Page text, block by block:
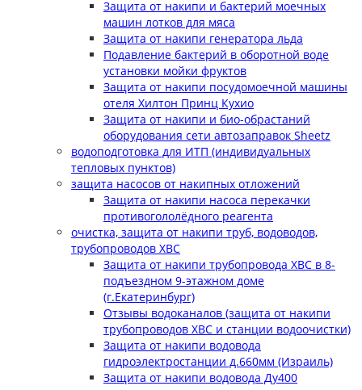
Защита от накипи и бактерий моечных
машин лотков для мяса
Защита от накипи генератора льда
Подавление бактерий в оборотной воде
установки мойки фруктов
Защита от накипи посудомоечной машины
отеля Хилтон Принц Кухио
Защита от накипи и био-обрастаний
оборудования сети автозаправок Sheetz
водоподготовка для ИТП (индивидуальных
тепловых пунктов)
защита насосов от накипных отложений
Защита от накипи насоса перекачки
противогололёдного реагента
очистка, защита от накипи труб, водоводов,
трубопроводов ХВС
Защита от накипи трубопровода ХВС в 8-
подъездном 9-этажном доме
(г.Екатеринбург)
Отзывы водоканалов (защита от накипи
трубопроводов ХВС и станции водоочистки)
Защита от накипи водовода
гидроэлектростанции д.660мм (Израиль)
Защита от накипи водовода Ду400